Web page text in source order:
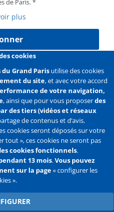
de Paris.
plus
personnelles
Configurer les cookies
Plan du site
Youtube
cookies
Grand Parisutilise des cookies
du site, et avec votre accord
de votre navigation,
, ainsi que pour vous proposerdes
des tiers (vidéos et réseaux
de contenus et d’avis.
cookies seront déposés sur votre
tout », ces cookies ne seront pas
cookies fonctionnels.
13 mois.Vous pouvez
sur la page« configurer les
».